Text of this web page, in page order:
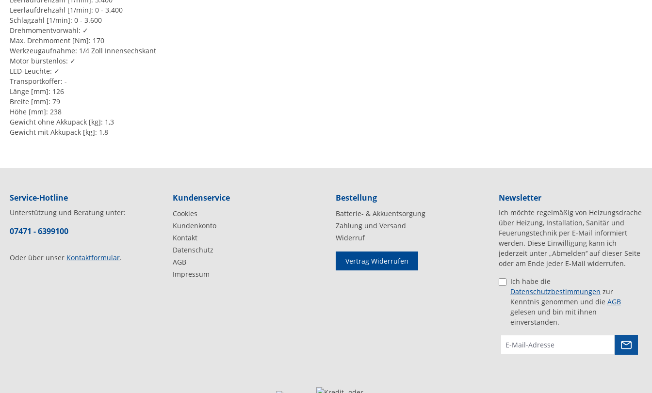
Leerlaufdrehzahl [1/min]: 0 - 3.400
Schlagzahl [1/min]: 0 - 3.600
Drehmomentvorwahl: ✓
Max. Drehmoment [Nm]: 170
Werkzeugaufnahme: 1/4 Zoll Innensechskant
Motor bürstenlos: ✓
LED-Leuchte: ✓
Transportkoffer: -
Länge [mm]: 126
Breite [mm]: 79
Höhe [mm]: 238
Gewicht ohne Akkupack [kg]: 1,3
Gewicht mit Akkupack [kg]: 1,8
Service-Hotline
Unterstützung und Beratung unter:
07471 - 6399100
Oder über unser Kontaktformular.
Kundenservice
Cookies
Kundenkonto
Kontakt
Datenschutz
AGB
Impressum
Bestellung
Batterie- & Akkuentsorgung
Zahlung und Versand
Widerruf
Vertrag Widerrufen
Newsletter
Ich möchte regelmäßig von Heizungsdrache
über Heizung, Installation, Sanitär und
Feuerungstechnik per E-Mail informiert
werden. Diese Einwilligung kann ich
jederzeit unter „Abmelden‘‘ auf dieser Seite
oder am Ende jeder E-Mail widerrufen.
Ich habe die
Datenschutzbestimmungen zur
Kenntnis genommen und die AGB
gelesen und bin mit ihnen
einverstanden.